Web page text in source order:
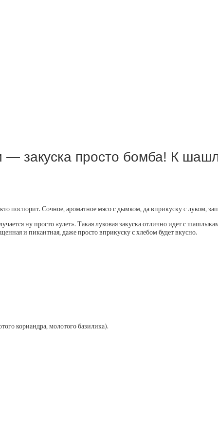
— закуска просто бомба! К
поспорит. Сочное, ароматное мясо с дымком, да вприкуску с луком,
ну просто «улет». Такая луковая закуска отлично идет с
и пикантная, даже просто вприкуску с хлебом будет вкусно.
кориандра, молотого базилика).